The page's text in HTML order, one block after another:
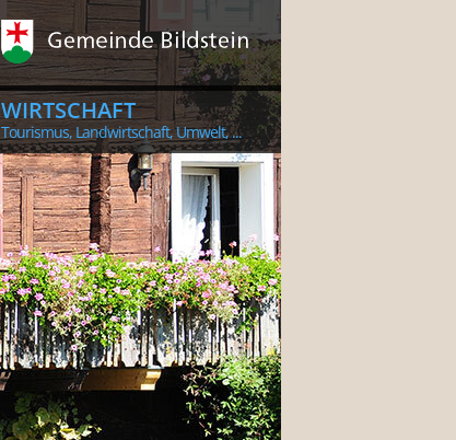
WIRTSCHAFT
Tourismus, Landwirtschaft, Umwelt, ...